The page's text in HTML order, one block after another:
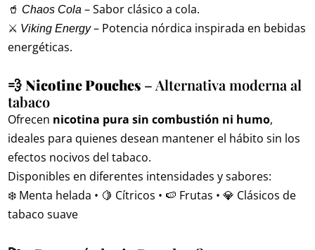
🥤 Chaos Cola – Sabor clásico a cola.
⚔️ Viking Energy– Potencia nórdica inspirada en bebidas
energéticas.
💨Nicotine Pouches – Alternativa moderna al
tabaco
Ofrecen nicotina pura sin combustión ni humo,
ideales para quienes desean mantener el hábito sin los
efectos nocivos del tabaco.
Disponibles en diferentes intensidades y sabores:
❄️ Menta helada • 🍋 Cítricos • 🍉 Frutas • 💎 Clásicos de
tabaco suave